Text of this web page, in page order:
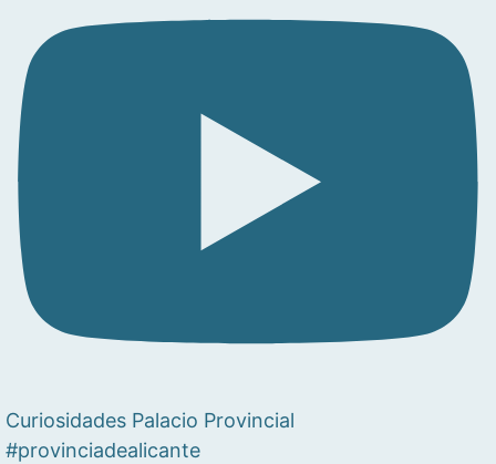
Curiosidades Palacio Provincial
#provinciadealicante